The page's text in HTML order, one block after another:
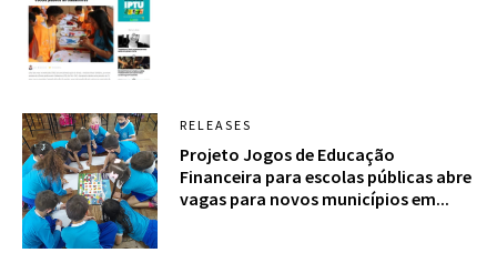
RELEASES
Projeto Jogos de Educação
Financeira para escolas públicas abre
vagas para novos municípios em...